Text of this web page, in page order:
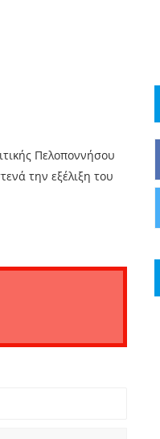
Πελοποννήσου
την εξέλιξη του